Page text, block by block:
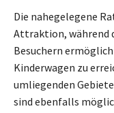
Die nahegelegene
Attraktion, während
Besuchern
Kinderwagen zu
umliegenden
sind ebenfalls